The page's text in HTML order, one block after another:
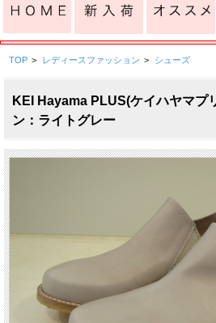
TOP > レディースファッション > シューズ
KEI Hayama PLUS(ケイハヤマプ
ン：ライトグレー